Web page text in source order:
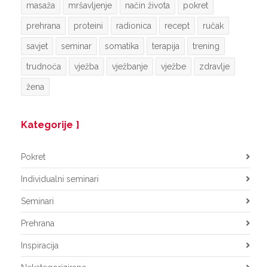
masaža mršavljenje način života pokret
prehrana proteini radionica recept ručak
savjet seminar somatika terapija trening
trudnoća vježba vježbanje vježbe zdravlje
žena
Kategorije
Pokret
Individualni seminari
Seminari
Prehrana
Inspiracija